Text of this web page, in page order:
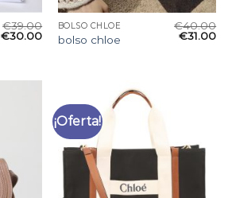
€39.00
€30.00
BOLSO CHLOE
bolso chloe
€40.00
€31.00
¡Oferta!